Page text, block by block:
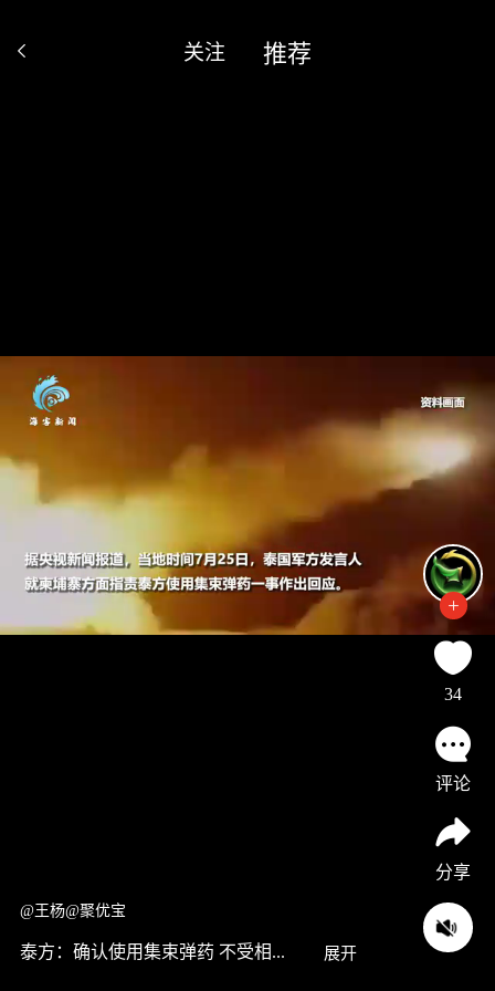
关注 推荐
@王杨@聚优宝
泰方：确认使用集束弹药 不受相... 展开
34
评论
分享